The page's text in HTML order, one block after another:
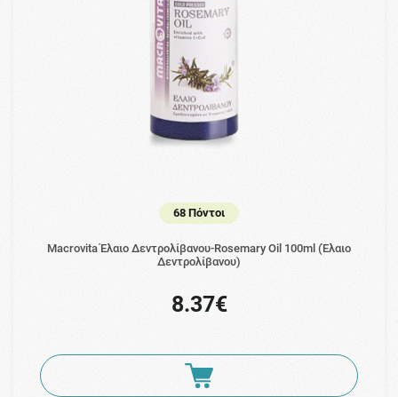
68 Πόντοι
Macrovita Έλαιο Δεντρολίβανου-Rosemary Oil 100ml (Έλαιο
Δεντρολίβανου)
8.37€